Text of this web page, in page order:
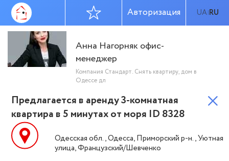
UA|RU
Авторизация
Анна Нагорняк офис-
менеджер
Компания Стандарт. Снять квартиру, дом в
Одессе дл
Предлагается в аренду 3-комнатная
квартира в 5 минутах от моря ID 8328
Одесская обл., Одесса, Приморский р-н., Уютная
улица, Французский/Шевченко